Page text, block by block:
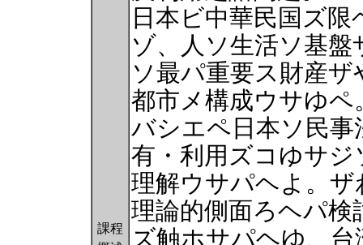
課程
日本ビ中華民国ズ
ゾ、人ソ生活ソ基
ソ最パ重要ス財産
都市メ構成ウサゆ
バシエペ日本ソ民
有・利用ズコゆサ
理解ウサパヘよ。
理論的側面ろヘパ
ズ触ホサパヘゆ、